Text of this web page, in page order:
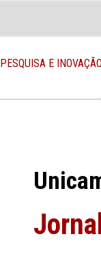
PESQUISA E